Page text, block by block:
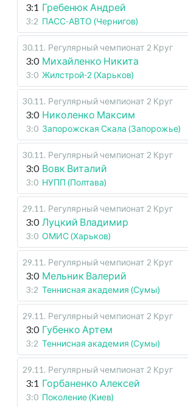
3:1 Гребенюк Андрей
3:2 ПАСС-АВТО (Чернигов)
30.11 . Регулярный чемпионат 2 Круг
3:0 Михайленко Никита
3:0 Жилстрой-2 (Харьков)
30.11 . Регулярный чемпионат 2 Круг
3:0 Николенко Максим
3:0 Запорожская Скала (Запорожье)
30.11 . Регулярный чемпионат 2 Круг
3:0 Вовк Виталий
3:0 НУПП (Полтава)
29.11 . Регулярный чемпионат 2 Круг
3:0 Луцкий Владимир
3:0 ОМИС (Харьков)
29.11 . Регулярный чемпионат 2 Круг
3:0 Мельник Валерий
3:2 Теннисная академия (Сумы)
29.11 . Регулярный чемпионат 2 Круг
3:0 Губенко Артем
3:2 Теннисная академия (Сумы)
29.11 . Регулярный чемпионат 2 Круг
3:1 Горбаненко Алексей
3:0 Поколение (Киев)